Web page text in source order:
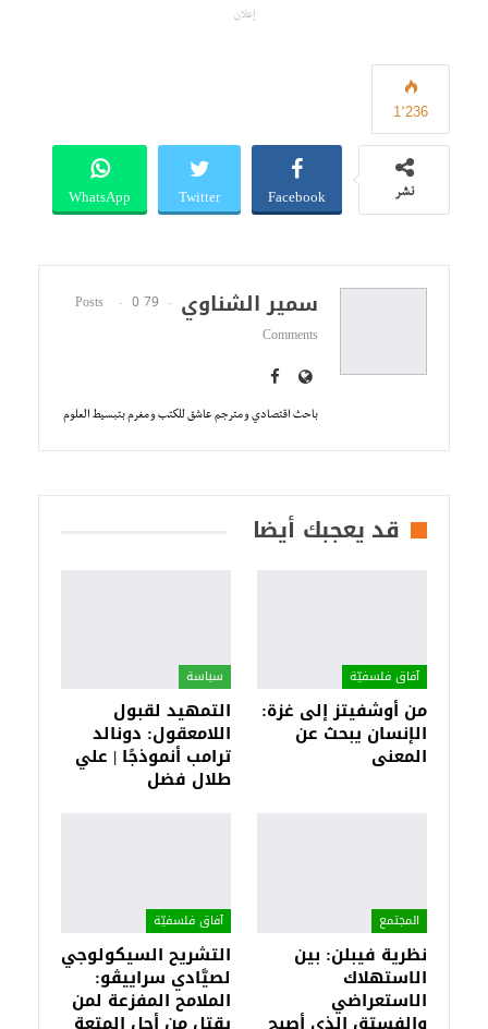
إعلان
1٬236
نشر Facebook
Twitter
WhatsApp
سمير الشناوي 79 Posts
0
Comments
باحث اقتصادي و مترجم عاشق للكتب و مغرم بتبسيط العلوم
قد يعجبك أيضا
آفاق فلسفيّة‎
من أوشفيتز إلى غزة:
الإنسان يبحث عن
المعنى
سياسة
التمهيد لقبول
اللامعقول: دونالد
ترامب أنموذجًا | علي
طلال فضل
المجتمع
نظرية فيبلن: بين
الاستهلاك
الاستعراضي
آفاق فلسفيّة‎
التشريح السيكولوجي
لصيَّادي سراييڤو:
الملامح المفزعة لمن